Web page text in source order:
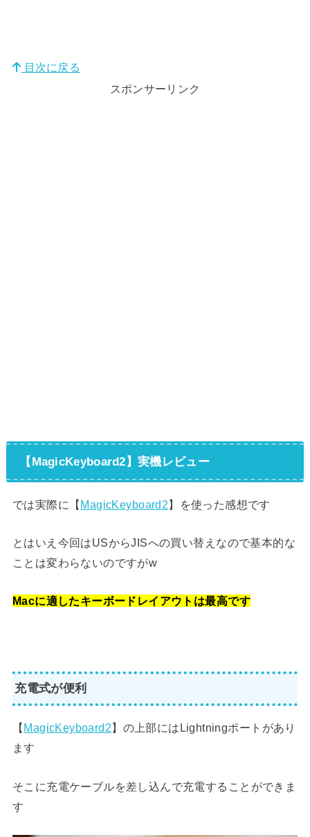
目次に戻る
スポンサーリンク
【MagicKeyboard2】実機レビュー
では実際に【MagicKeyboard2】を使った感想です
とはいえ今回はUSからJISへの買い替えなので基本的な
ことは変わらないのですがw
Macに適したキーボードレイアウトは最高です
充電式が便利
【 MagicKeyboard2 】の上部にはLightningポートがあり
ます
そこに充電ケーブルを差し込んで充電することができま
す